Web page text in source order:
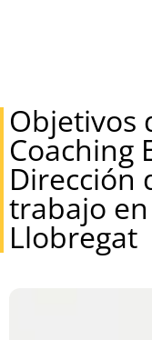
Objetivos
Coaching
Dirección
trabajo en
Llobregat